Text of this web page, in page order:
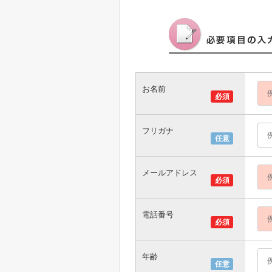
必須
お名前
任意
フリガナ
必須
メールアドレス
必須
電話番号
任意
年齢